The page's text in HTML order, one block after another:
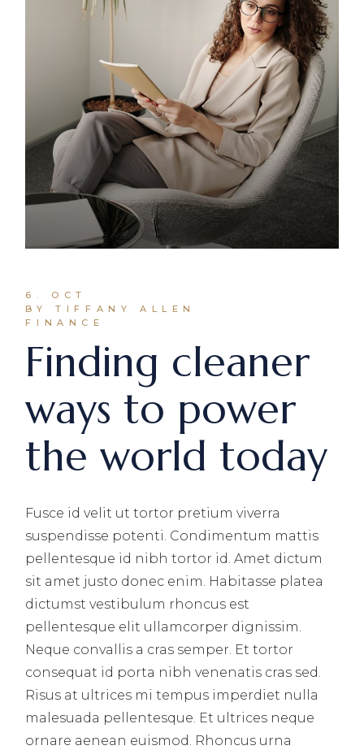
6. OCT
BY TIFFANY ALLEN
FINANCE
Finding cleaner
ways to power
the world today
Fusce id velit ut tortor pretium viverra
suspendisse potenti. Condimentum mattis
pellentesque id nibh tortor id. Amet dictum
sit amet justo donec enim. Habitasse platea
dictumst vestibulum rhoncus est
pellentesque elit ullamcorper dignissim.
Neque convallis a cras semper. Et tortor
consequat id porta nibh venenatis cras sed.
Risus at ultrices mi tempus imperdiet nulla
malesuada pellentesque. Et ultrices neque
ornare aenean euismod. Rhoncus urna